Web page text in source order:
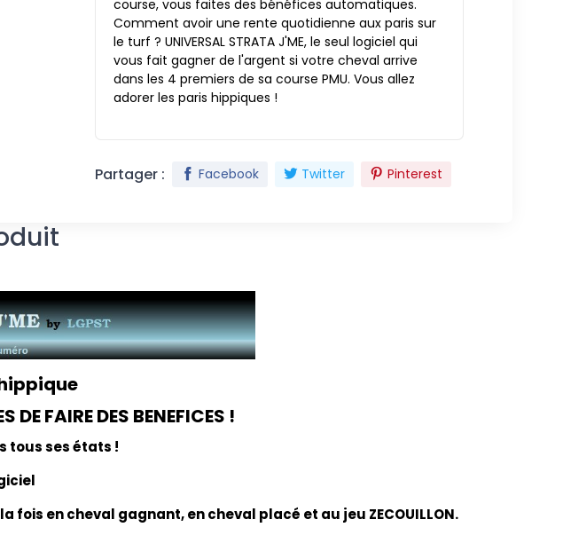
course, vous faites des bénéfices automatiques.
Comment avoir une rente quotidienne aux paris sur
le turf ? UNIVERSAL STRATA J'ME, le seul logiciel qui
vous fait gagner de l'argent si votre cheval arrive
dans les 4 premiers de sa course PMU. Vous allez
adorer les paris hippiques !
Partager : Facebook Twitter Pinterest
DE FAIRE DES BENEFICES !
tous ses états !
fois en cheval gagnant, en cheval placé et au jeu ZECOUILLON.